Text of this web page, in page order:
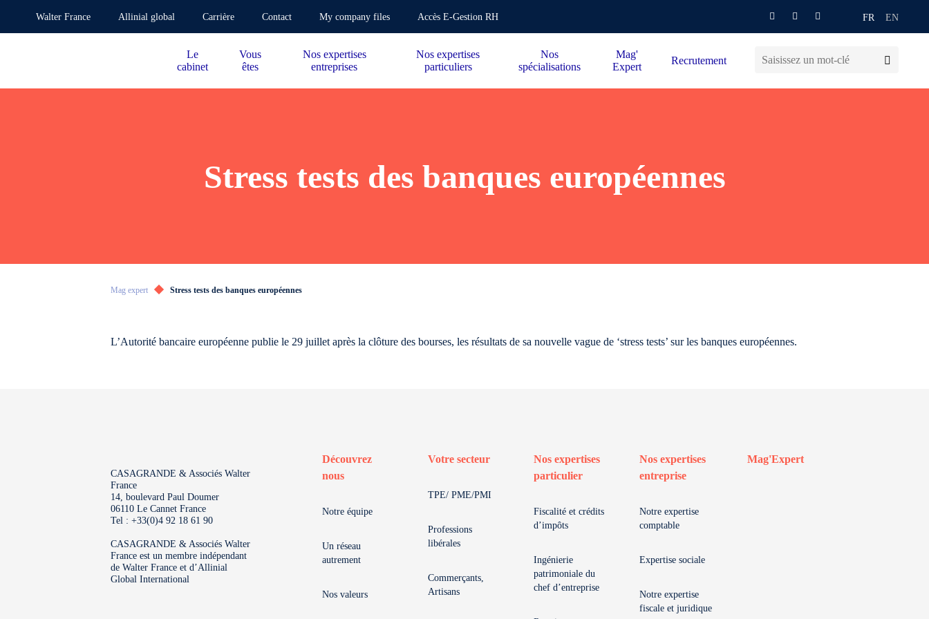
Walter France Allinial global Carrière Contact My company files Accès E-Gestion RH FR EN
Le
cabinet
Vous
êtes
Nos expertises
entreprises
Nos expertises
particuliers
Nos
spécialisations
Mag'
Expert
Recrutement
Stress tests des banques européennes
Mag expert Stress tests des banques européennes
L’Autorité bancaire européenne publie le 29 juillet après la clôture des bourses, les résultats de sa nouvelle vague de ‘stress tests’ sur les banques européennes.
CASAGRANDE & Associés Walter
France
14, boulevard Paul Doumer
06110 Le Cannet France
Tel : +33(0)4 92 18 61 90
CASAGRANDE & Associés Walter
France est un membre indépendant
de Walter France et d’Allinial
Global International
Découvrez
nous
Notre équipe
Un réseau
autrement
Nos valeurs
Votre secteur
TPE/ PME/PMI
Professions
libérales
Commerçants,
Artisans
Nos expertises
particulier
Fiscalité et crédits
d’impôts
Ingénierie
patrimoniale du
chef d’entreprise
Nos expertises
entreprise
Notre expertise
comptable
Expertise sociale
Notre expertise
fiscale et juridique
Mag'Expert